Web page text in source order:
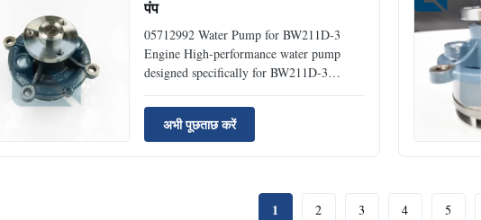
पंप
05712992 Water Pump for BW211D-3
Engine High-performance water pump
designed specifically for BW211D-3
operation and engine protection. Product
Specifications Product Name Water Pump
Part Number 05712992 Brand Name
अभी पूछताछ करें
1 2 3 4 5